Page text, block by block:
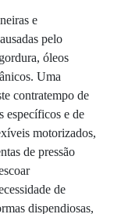
e
pelo
óleos
Uma
contratempo de
específicos e de
motorizados,
de pressão
de
dispendiosas,